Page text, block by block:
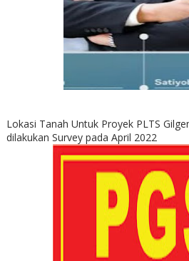
Lokasi Tanah Untuk Proyek PLTS
dilakukan Survey pada April 2022